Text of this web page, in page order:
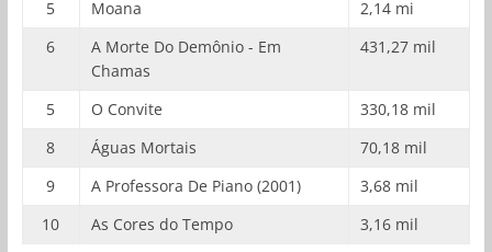
5
Moana
2,14 mi
6
A Morte Do Demônio - Em
Chamas
431,27 mil
5 O Convite
330,18 mil
8
Águas Mortais
70,18 mil
9
A Professora De Piano (2001)
3,68 mil
10
As Cores do Tempo 3,16 mil